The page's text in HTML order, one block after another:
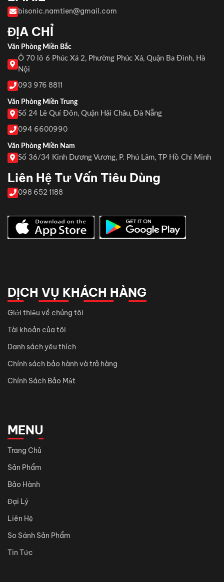
bisonic.namtien@gmail.com
ĐỊA CHỈ
Văn Phòng Miền Bắc
Ô 70 lô 6 Phúc Xá 2, Phường Phúc Xá, Quận Ba Đình, Hà
Nội
093 976 8811
Văn Phòng Miền Trung
Số 24 Lê Quí Đôn, Quận Hải Châu, Đà Nẵng
094 6600990
Văn Phòng Miền Nam
Số 36/34 Kinh Dương Vương, P. Phú Lâm, TP Hồ Chí Minh
Liên Hệ Tư Vấn Tiêu Dùng
098 652 1188
DỊCH VỤ KHÁCH HÀNG
Giới thiệu về chúng tôi
Tài khoản của tôi
Danh sách yêu thích
Chính sách bảo hành và trả hàng
Chính Sách Bảo Mật
MENU
Trang Chủ
Sản Phẩm
Bảo Hành
Đại Lý
Liên Hệ
So Sánh Sản Phẩm
Tin Tức